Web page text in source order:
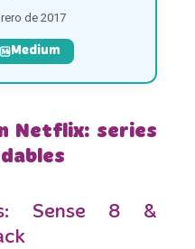
de 2017
Medium
Netflix: series
Sense 8 &